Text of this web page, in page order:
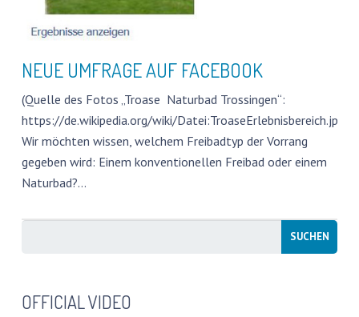
FREIBÄDER IN DEUTSCHLAND
FOTOWETTBEWERB
WATER CHALLENGE
GESCHÜTZTER BEREICH
NEUE UMFRAGE AUF FACEBOOK
(Quelle des Fotos „Troase Naturbad Trossingen“:
https://de.wikipedia.org/wiki/Datei:TroaseErlebnisbereich.jpg)
Wir möchten wissen, welchem Freibadtyp der Vorrang
gegeben wird: Einem konventionellen Freibad oder einem
Naturbad?…
OFFICIAL VIDEO